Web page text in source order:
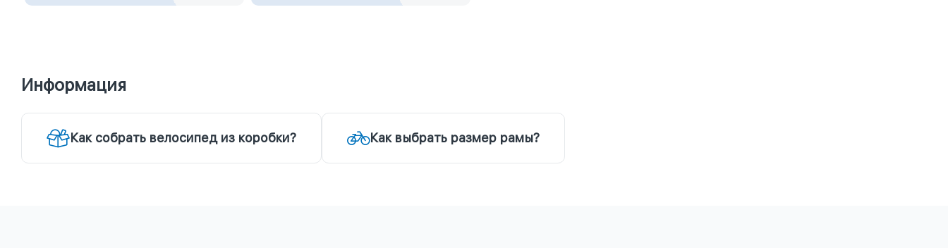
Информация
Как собрать велосипед из коробки? Как выбрать размер рамы?